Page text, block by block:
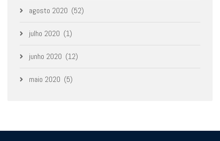
agosto 2020 (52)
julho 2020 (1)
junho 2020 (12)
maio 2020 (5)